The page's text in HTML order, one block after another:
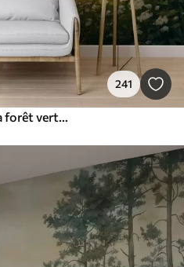
241
Papiers peints Chemin dans la forêt verte, fleurs blanches, lumière du soleil, dessin de style acrylique